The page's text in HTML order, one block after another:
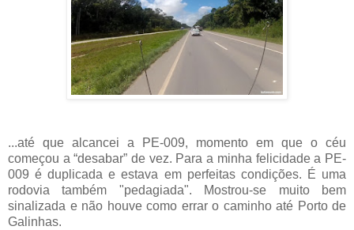
...até que alcancei a PE-009, momento em que o céu
começou a “desabar” de vez. Para a minha felicidade a PE-
009 é duplicada e estava em perfeitas condições. É uma
rodovia também "pedagiada". Mostrou-se muito bem
sinalizada e não houve como errar o caminho até Porto de
Galinhas.